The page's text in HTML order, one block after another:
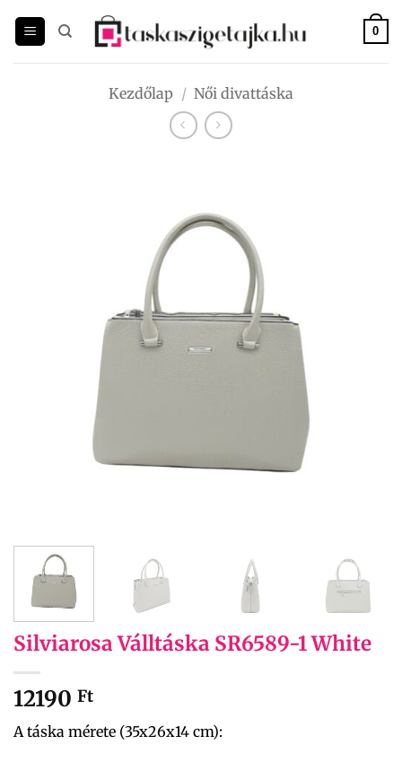
0
Kezdőlap / Női divattáska
Silviarosa Válltáska SR6589-1 White
12190 Ft
A táska mérete (35x26x14 cm):